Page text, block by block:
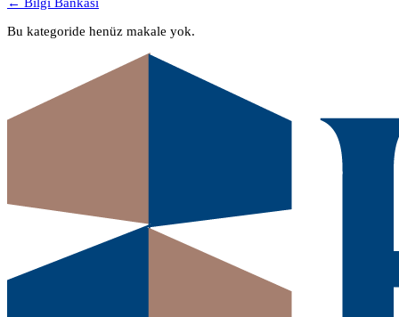
Bu kategoride henüz makale yok.